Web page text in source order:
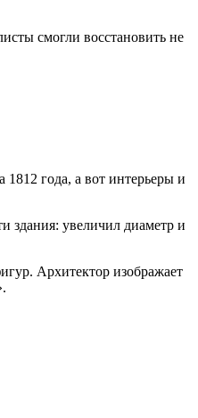
смогли восстановить не
года, а вот интерьеры и
здания: увеличил диаметр и
Архитектор изображает